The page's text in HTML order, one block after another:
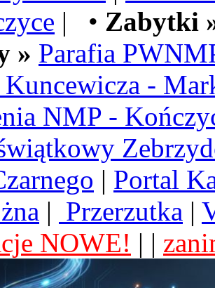
| • Zabytki
» Parafia
Kuncewicza -
NMP -
| Portal
| Przerzutka |
NOWE! | |